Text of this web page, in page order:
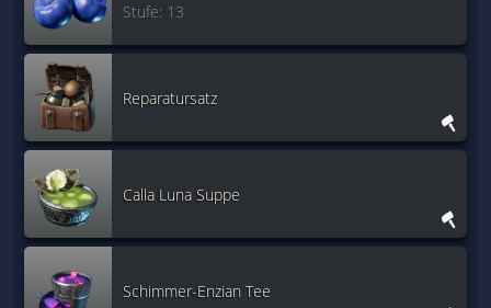
Stufe: 13
Reparatursatz
Calla Luna Suppe
Schimmer-Enzian Tee